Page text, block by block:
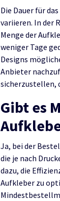
Die Dauer für
variieren. In der
Menge der
weniger Tage
Designs
Anbieter
sicherzustellen,
Gibt es
Ja, bei der
die je nach
dazu, die
Aufkleber zu